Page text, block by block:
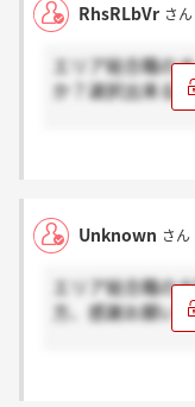
RhsRLbVr さん
エリア総合職の
か？選択出来る
Unknown さん
エリア総合職の
方、感謝お願い